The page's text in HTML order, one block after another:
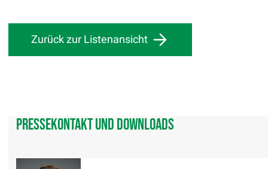
Zurück zur Listenansicht
Pressekontakt und Downloads